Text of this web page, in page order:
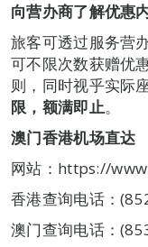
向营办商了解优惠
旅客可透过服务营
可不限次数获赠优
则，同时视乎实际
限，额满即止。
澳门香港机场直达
网站：https://
香港查询电话：
澳门查询电话：